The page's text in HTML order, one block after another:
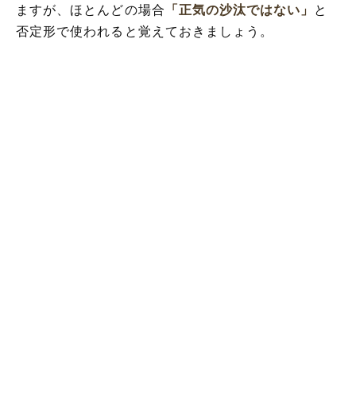
ますが、ほとんどの場合
「正気の沙汰ではない」 と
否定形で使われると覚えておきましょう。